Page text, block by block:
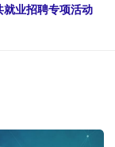
业招聘专项活动